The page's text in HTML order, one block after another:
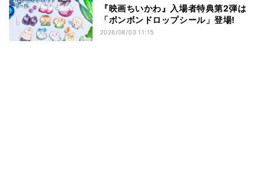
『映画ちいかわ』入場者特典第2弾は
「ボンボンドロップシール」登場!
2026/08/03 11:15